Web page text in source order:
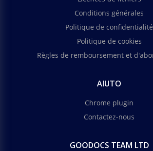
Conditions générales
Politique de confidentialité
Politique de cookies
Règles de remboursement et
AIUTO
Chrome plugin
Contactez-nous
GOODOCS TEAM LTD